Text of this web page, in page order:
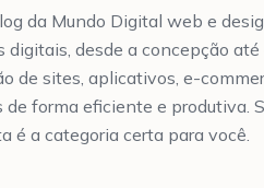
da Mundo Digital web e
desde a concepção
de sites, aplicativos, e-
forma eficiente e produtiva.
é a categoria certa para você.